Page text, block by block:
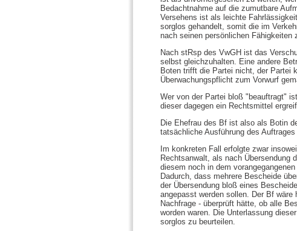
Bedachtnahme auf die zumutbare
Versehens ist als leichte
sorglos gehandelt, somit die im
nach seinen persönlichen
Nach stRsp des VwGH ist das
selbst gleichzuhalten. Eine andere
Boten trifft die Partei nicht, der Partei
Überwachungspflicht zum Vorwurf
Wer von der Partei bloß "beauftragt"
dieser dagegen ein Rechtsmittel
Die Ehefrau des Bf ist also als Botin
tatsächliche Ausführung des
Im konkreten Fall erfolgte zwar
Rechtsanwalt, als nach Übersendung
diesem noch in dem
Dadurch, dass mehrere Bescheide
der Übersendung bloß eines
angepasst werden sollen. Der Bf
Nachfrage - überprüft hätte, ob alle
worden waren. Die Unterlassung
sorglos zu beurteilen.